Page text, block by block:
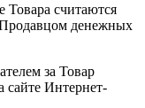
Товара считаются
денежных
за Товар
сайте Интернет-